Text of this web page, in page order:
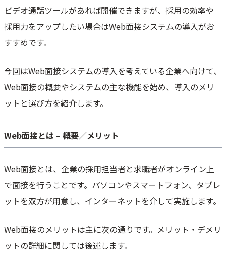
4. 他ツール／システムと連携できるか
おすすめWeb面接システムの10選（初期費用/月額比較）
5. bellFace
6. ITSUMEN
8. どこでもSHOWBY
9. ジンジャーミーティング
10. i-web
Web面接にも活用できる無料ツール5選
1. Zoom
3. Whereby
5. BizMee
ビデオ通話ツールがあれば開催できますが、採用の効率や
採用力をアップしたい場合はWeb面接システムの導入がお
すすめです。
今回はWeb面接システムの導入を考えている企業へ向けて、
Web面接の概要やシステムの主な機能を始め、導入のメリ
ットと選び方を紹介します。
Web面接とは – 概要／メリット
Web面接とは、企業の採用担当者と求職者がオンライン上
で面接を行うことです。パソコンやスマートフォン、タブレ
ットを双方が用意し、インターネットを介して実施します。
Web面接のメリットは主に次の通りです。メリット・デメリ
ットの詳細に関しては後述します。